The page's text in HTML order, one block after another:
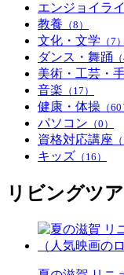
エンジョイラ
教養 （8）
文化・文学 （7）
ダンス・舞踊
美術・工芸・
音楽 （17）
健康・体操 （60
パソコン （0）
資格対応講座
キッズ （16）
リビングツ